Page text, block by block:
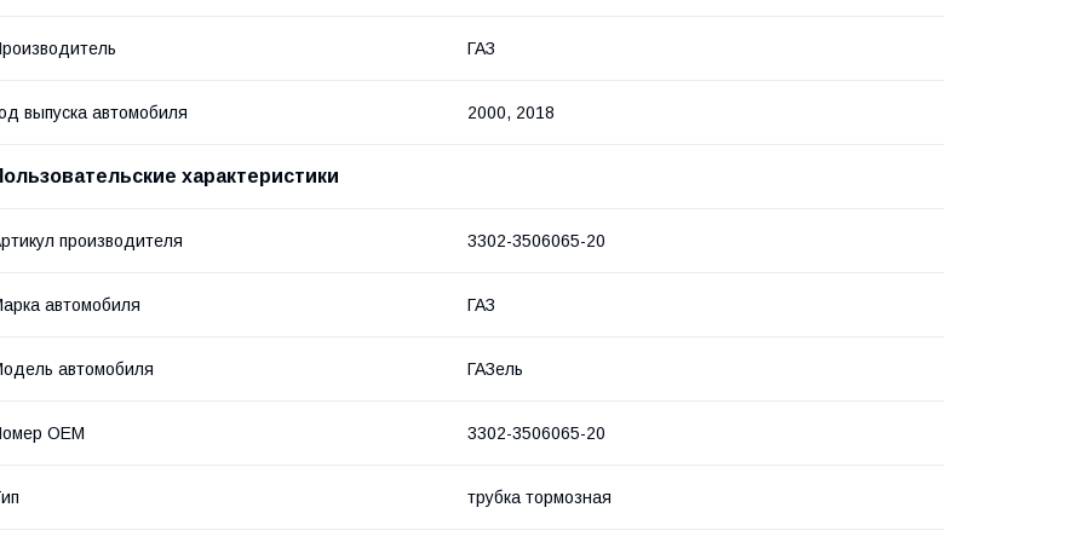
ГАЗ
выпуска автомобиля 2000, 2018
характеристики
производителя 3302-3506065-20
автомобиля ГАЗ
автомобиля ГАЗель
OEM 3302-3506065-20
трубка тормозная